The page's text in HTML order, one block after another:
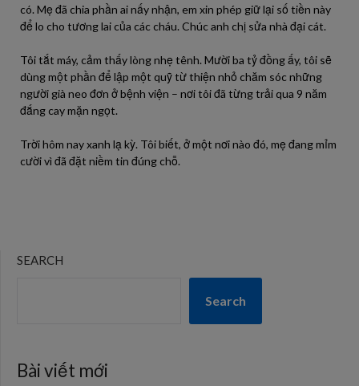
có. Mẹ đã chia phần ai nấy nhận, em xin phép giữ lại số tiền này
để lo cho tương lai của các cháu. Chúc anh chị sửa nhà đại cát.
Tôi tắt máy, cảm thấy lòng nhẹ tênh. Mười ba tỷ đồng ấy, tôi sẽ
dùng một phần để lập một quỹ từ thiện nhỏ chăm sóc những
người già neo đơn ở bệnh viện – nơi tôi đã từng trải qua 9 năm
đắng cay mặn ngọt.
Trời hôm nay xanh lạ kỳ. Tôi biết, ở một nơi nào đó, mẹ đang mỉm
cười vì đã đặt niềm tin đúng chỗ.
SEARCH
Search
Bài viết mới